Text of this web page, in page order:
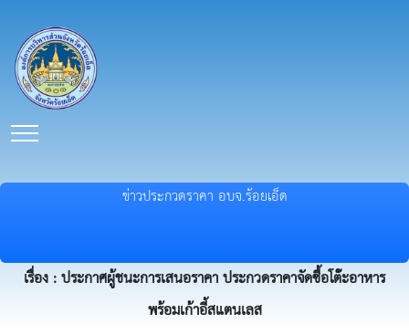
ข่าวประกวดราคา อบจ.ร้อยเอ็ด
เรื่อง : ประกาศผู้ชนะการเสนอราคา ประกวดราคาจัดซื้อโต๊ะอาหาร
พร้อมเก้าอี้สแตนเลส